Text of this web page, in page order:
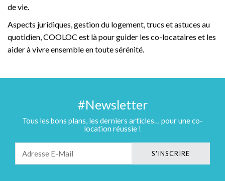
de vie.
Aspects juridiques, gestion du logement, trucs et astuces au
quotidien, COOLOC est là pour guider les co-locataires et les
aider à vivre ensemble en toute sérénité.
#Newsletter
Tous les bons plans, les derniers articles… pour une co-
location réussie !